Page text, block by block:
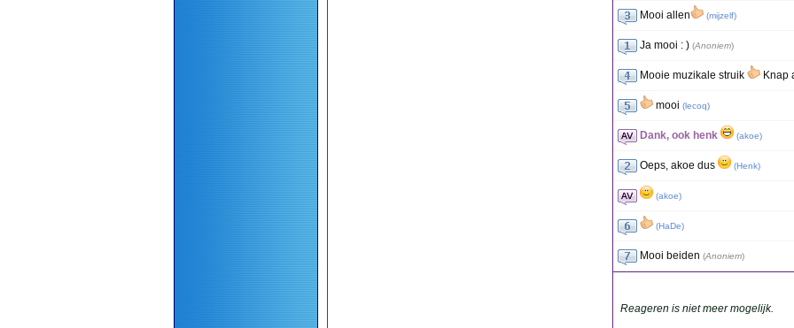
Mooi allen (mijzelf)
Ja mooi : ) (Anoniem)
Mooie muzikale struik Knap
mooi (lecoq)
Dank, ook henk (akoe)
Oeps, akoe dus (Henk)
(akoe)
(HaDe)
Mooi beiden (Anoniem)
Reageren is niet meer mogelijk.